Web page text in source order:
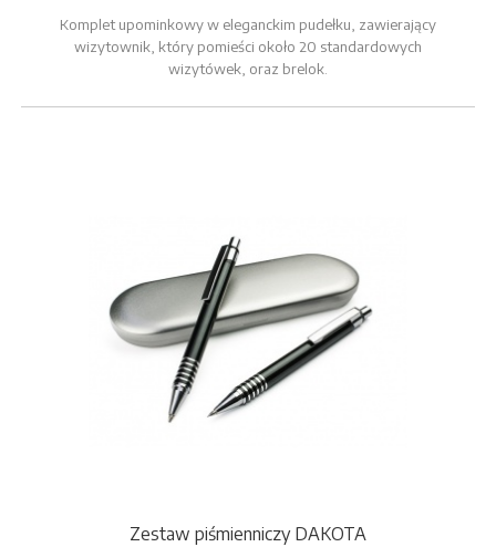
Komplet upominkowy w eleganckim pudełku, zawierający
wizytownik, który pomieści około 20 standardowych
wizytówek, oraz brelok.
Zestaw piśmienniczy DAKOTA